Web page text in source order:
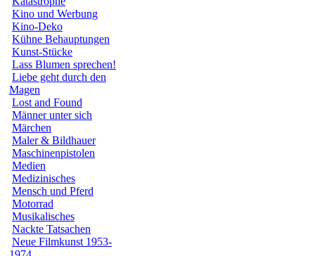
Kino und Werbung
Kino-Deko
Kühne Behauptungen
Kunst-Stücke
Lass Blumen sprechen!
Liebe geht durch den
Magen
Lost and Found
Männer unter sich
Märchen
Maler & Bildhauer
Maschinenpistolen
Medien
Medizinisches
Mensch und Pferd
Motorrad
Musikalisches
Nackte Tatsachen
Neue Filmkunst 1953-